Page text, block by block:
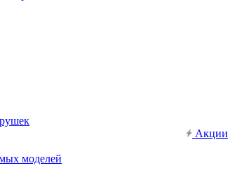
моделей
Акции